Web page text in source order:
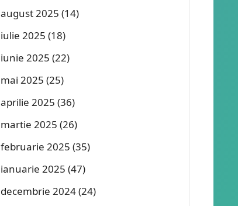
august 2025 (14)
iulie 2025 (18)
iunie 2025 (22)
mai 2025 (25)
aprilie 2025 (36)
martie 2025 (26)
februarie 2025 (35)
ianuarie 2025 (47)
decembrie 2024(24)